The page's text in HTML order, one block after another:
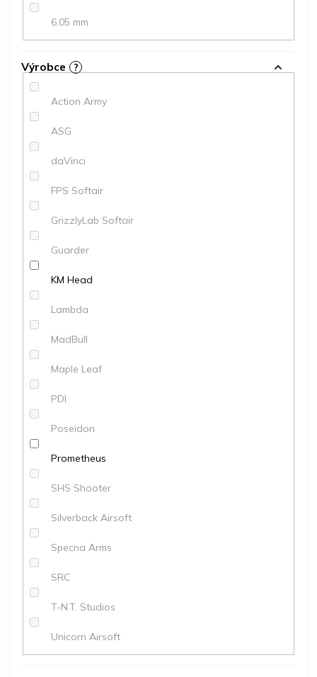
6,05 mm
Výrobce ?
Action Army
ASG
daVinci
FPS Softair
GrizzlyLab Softair
Guarder
KM Head
Lambda
MadBull
Maple Leaf
PDI
Poseidon
Prometheus
SHS Shooter
Silverback Airsoft
Specna Arms
SRC
T-N.T. Studios
Unicorn Airsoft